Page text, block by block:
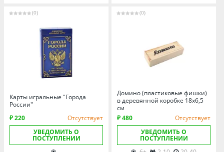
Самарская область
Саратовская область
Свердловская область
Смоленская область
Ставропольский край
Тамбовская область
Татарстан
Тверская область
(0)
Карты игральные "Города
России"
₽ 220
Отсутствует
УВЕДОМИТЬ О
ПОСТУПЛЕНИИ
(0)
Домино (пластиковые фишки)
в деревянной коробке 18x6,5
см
₽ 480
Отсутствует
УВЕДОМИТЬ О
ПОСТУПЛЕНИИ